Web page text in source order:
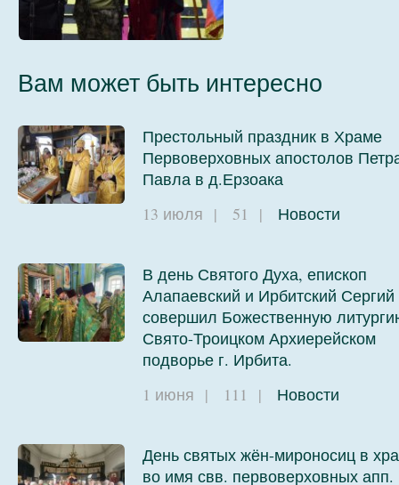
05
08
Вам может быть интересно
Престольный праздник в Храме
Первоверховных апостолов
Павла в д.Ерзоака
13 июля | 51 | Новости
В день Святого Духа, епископ
Алапаевский и Ирбитский Сергий
совершил Божественную
Свято-Троицком Архиерейском
подворье г. Ирбита.
1 июня | 111 | Новости
День святых жён-мироносиц в
во имя свв. первоверховных апп.